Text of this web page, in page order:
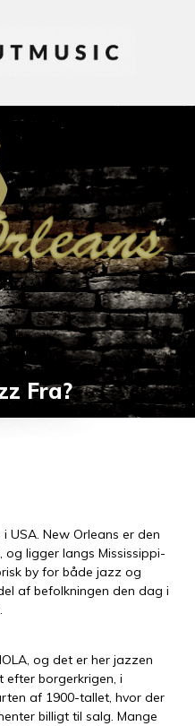
Fra?
USA. New Orleans er den
ligger langs Mississippi-
by for både jazz og
af befolkningen den dag i
og det er her jazzen
efter borgerkrigen, i
af 1900-tallet, hvor der
billigt til salg. Mange